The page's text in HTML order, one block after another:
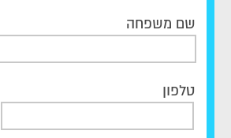
שם משפחה
טלפון